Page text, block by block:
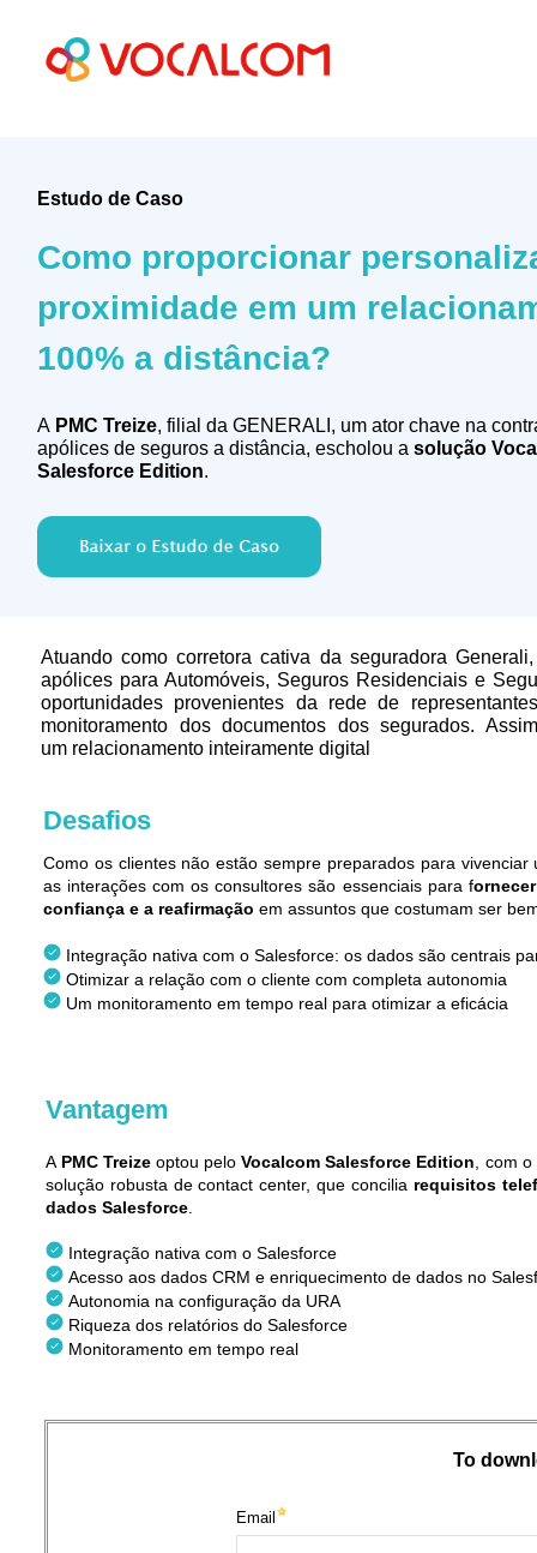
Estudo de Caso
Atuando como corretora cativa da seguradora
apólices para Automóveis, Seguros Residenciais e
oportunidades provenientes da rede de
monitoramento dos documentos dos segurados.
um relacionamento inteiramente digital
Desafios
Como os clientes não estão sempre preparados para vivenciar
as interações com os consultores são essenciais para f
confiança e a reafirmação em assuntos que costumam ser
Integração nativa com o Salesforce: os dados são centrais
Otimizar a relação com o cliente com completa autonomia
Um monitoramento em tempo real para otimizar a eficácia
Vantagem
A PMC Treize optou peloVocalcom Salesforce Edition , com
solução robusta de contact center, que concilia requisitos
dados Salesforce.
Integração nativa com o Salesforce
Acesso aos dados CRM e enriquecimento de dados no
Autonomia na configuração da URA
Riqueza dos relatórios do Salesforce
Monitoramento em tempo real
Email
Como proporcionar
proximidade em um
100% a distância?
A PMC Treize, filial da GENERALI, um ator chave na
apólices de seguros a distância, escholou a solução
Salesforce Edition.
To